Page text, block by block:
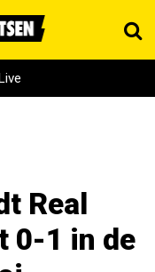
Real
0-1 in de